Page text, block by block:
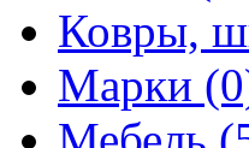
Ковры,
Марки